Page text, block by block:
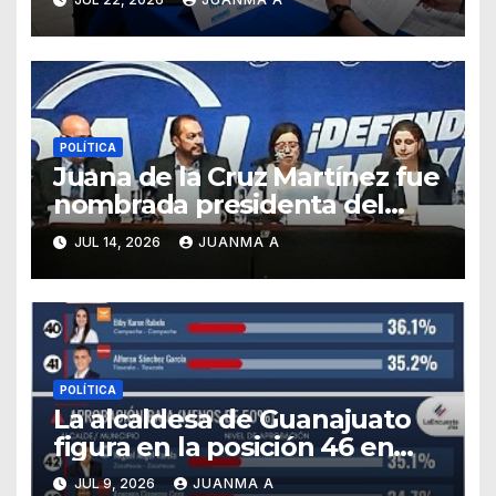
POLÍTICA
Juana de la Cruz Martínez fue
nombrada presidenta del
PAN en Guanajuato
JUL 14, 2026 JUANMA A
POLÍTICA
La alcaldesa de Guanajuato
figura en la posición 46 en
ranking nacional
JUL 9, 2026 JUANMA A